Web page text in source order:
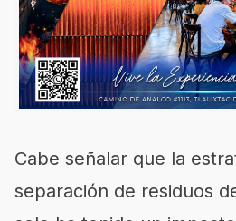
Cabe señalar que la
separación de residuos